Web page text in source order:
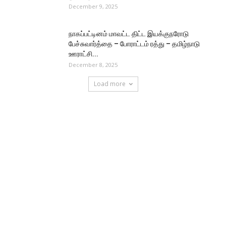
December 9, 2025
நாகப்பட்டினம் மாவட்ட திட்ட இயக்குநரோடு
பேச்சுவார்த்தை – போராட்டம் ரத்து – தமிழ்நாடு
ஊராட்சி...
December 8, 2025
Load more